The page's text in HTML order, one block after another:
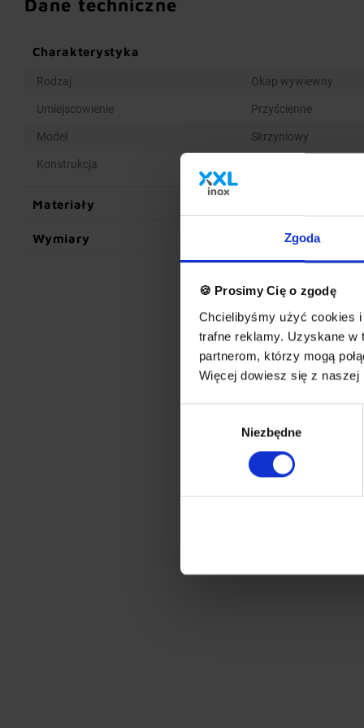
Zgoda
🍪 Prosimy Cię o zgodę
Chcielibyśmy użyć cookies
trafne reklamy. Uzyskane w
partnerom, którzy mogą
Więcej dowiesz się z naszej
Niezbędne
Dane techniczne
Charakterystyka
Rodzaj Okap wywiewny
Umiejscowienie Przyścienne
Model Skrzyniowy
Konstrukcja
Materiały
Wymiary